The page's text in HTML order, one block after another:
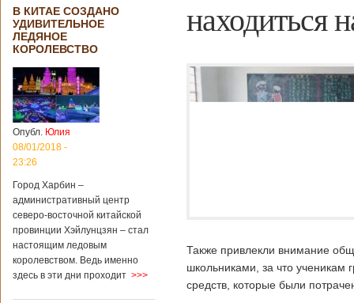
В КИТАЕ СОЗДАНО
УДИВИТЕЛЬНОЕ
ЛЕДЯНОЕ
КОРОЛЕВСТВО
Опубл. Юлия
08/01/2018 -
23:26
Город Харбин –
административный центр
северо-восточной китайской
провинции Хэйлунцзян – стал
настоящим ледовым
королевством. Ведь именно
здесь в эти дни проходит >>>
находиться
Также привлекли внимание
школьниками, за что ученикам
средств, которые были